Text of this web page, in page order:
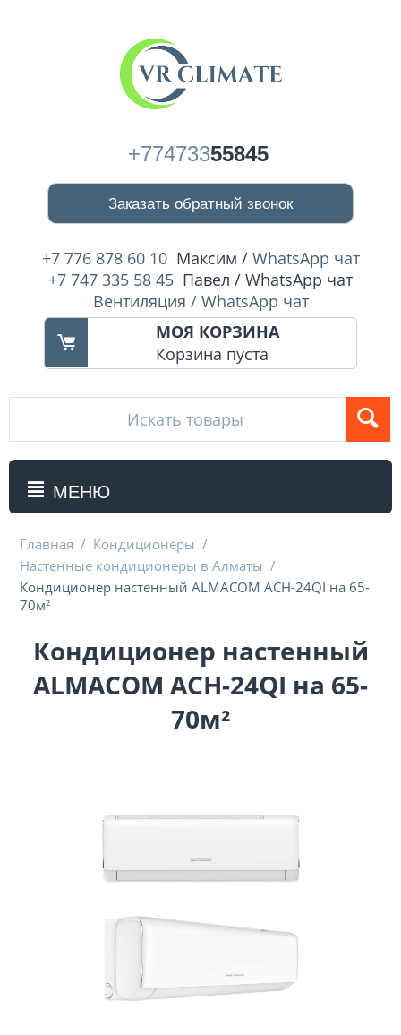
+77473355845
Заказать обратный звонок
+7 776 878 60 10 Максим / WhatsApp чат
+7 747 335 58 45 Павел / WhatsApp чат
Вентиляция / WhatsApp чат
МОЯ КОРЗИНА
Корзина пуста
МЕНЮ
Главная / Кондиционеры /
Настенные кондиционеры в Алматы /
Кондиционер настенный ALMACOM ACH-24QI на 65-
70м²
Кондиционер настенный
ALMACOM ACH-24QI на 65-
70м²